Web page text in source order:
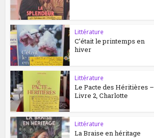
Littérature
C’était le printemps en
hiver
Littérature
Le Pacte des Héritières –
Livre 2, Charlotte
Littérature
La Braise en héritage